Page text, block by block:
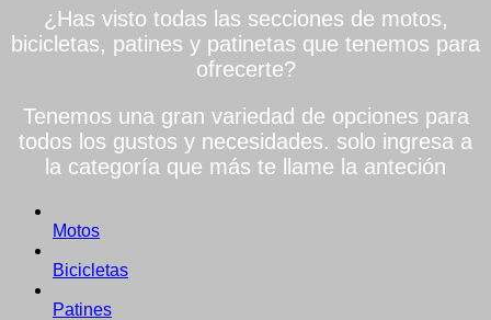
¿Has visto todas las secciones de motos,
bicicletas, patines y patinetas que tenemos para
ofrecerte?
Tenemos una gran variedad de opciones para
todos los gustos y necesidades. solo ingresa a
la categoría que más te llame la anteción
Motos
Bicicletas
Patines